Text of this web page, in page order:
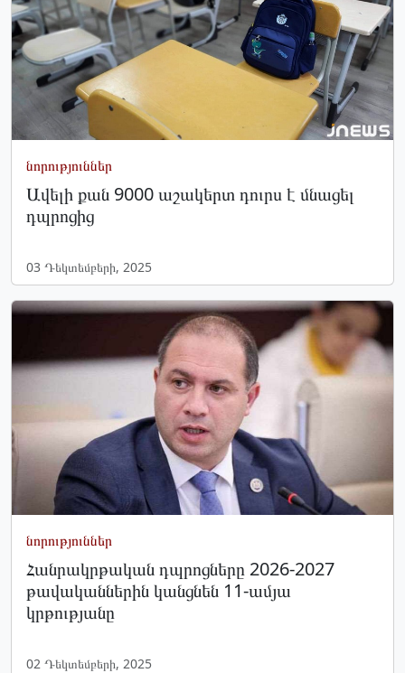
նորություններ
Ավելի քան 9000 աշակերտ դուրս է մնացել
դպրոցից
03 Դեկտեմբերի, 2025
նորություններ
Հանրակրթական դպրոցները 2026-2027
թավականներին կանցնեն 11-ամյա
կրթությանը
02 Դեկտեմբերի, 2025